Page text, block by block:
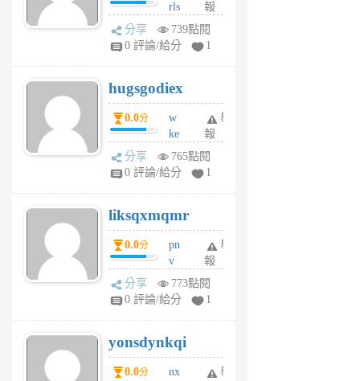
前
rls
k
m
6
個
月
前
報
分享
739點閱
0 評論/給分
1
hugsgodiex
0.0分
w
ke
rv
pj
6
個
月
前
舉
報
分享
765點閱
0 評論/給分
1
liksqxmqmr
0.0分
pn
v
wt
sv
6
個
月
舉
報
分享
773點閱
0 評論/給分
1
yonsdynkqi
0.0分
nx
舉